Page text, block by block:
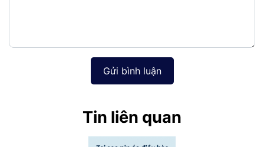
Gửi bình luận
Tin liên quan